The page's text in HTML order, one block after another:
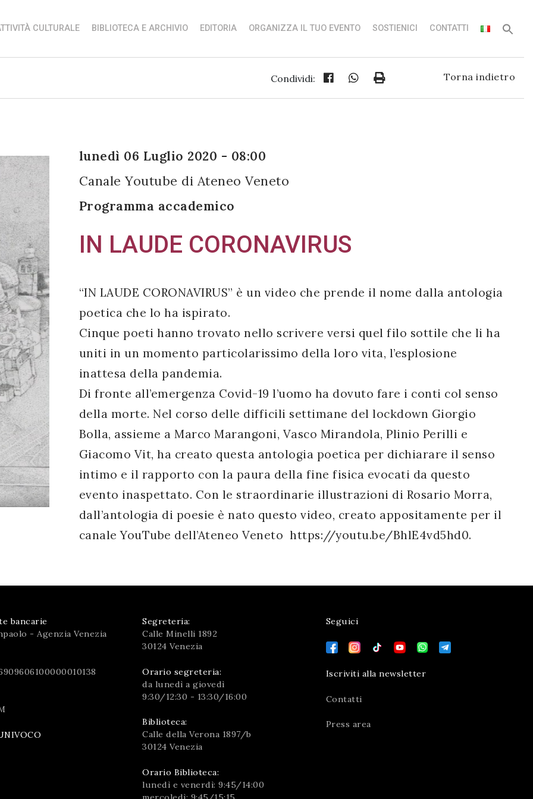
CULTURALE BIBLIOTECA E ARCHIVIO EDITORIA ORGANIZZA IL TUO EVENTO SOSTIENICI CONTATTI
Condividi: Torna indietro
lunedì 06 Luglio 2020 - 08:00
Canale Youtube di Ateneo Veneto
Programma accademico
IN LAUDE CORONAVIRUS
“IN LAUDE CORONAVIRUS” è un video che prende il nome dalla antologia
poetica che lo ha ispirato.
Cinque poeti hanno trovato nello scrivere versi quel filo sottile che li ha
uniti in un momento particolarissimo della loro vita, l’esplosione
inattesa della pandemia.
Di fronte all’emergenza Covid-19 l’uomo ha dovuto fare i conti col senso
della morte. Nel corso delle difficili settimane del lockdown Giorgio
Bolla, assieme a Marco Marangoni, Vasco Mirandola, Plinio Perilli e
Giacomo Vit, ha creato questa antologia poetica per dichiarare il senso
intimo e il rapporto con la paura della fine fisica evocati da questo
evento inaspettato. Con le straordinarie illustrazioni di Rosario Morra,
dall’antologia di poesie è nato questo video, creato appositamente per il
canale YouTube dell’Ateneo Veneto https://youtu.be/BhlE4vd5hd0.
bancarie
- Agenzia Venezia
Segreteria:
Calle Minelli 1892
30124 Venezia
Orario segreteria:
da lunedì a giovedì
9:30/12:30 - 13:30/16:00
Biblioteca:
Calle della Verona 1897/b
30124 Venezia
Orario Biblioteca:
lunedì e venerdì: 9:45/14:00
Seguici
Iscriviti alla newsletter
Contatti
Press area